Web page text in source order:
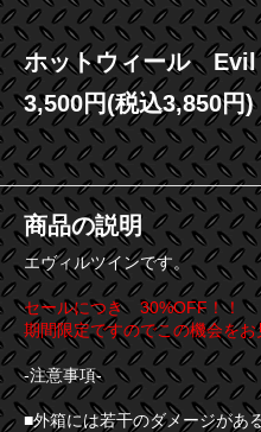
ホットウィール Evil
3,500円(税込3,850円)
商品の説明
エヴィルツインです。
セールにつき 30%OFF！！
期間限定ですのでこの機会を
-注意事項-
■外箱には若干のダメージがあ